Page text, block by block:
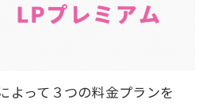
よって３つの料金プランを